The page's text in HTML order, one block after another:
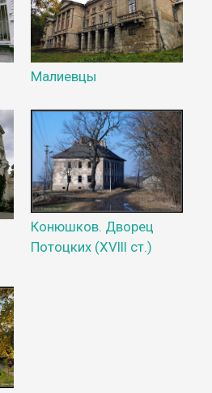
Малиевцы
Конюшков. Дворец
Потоцких (XVIII ст.)